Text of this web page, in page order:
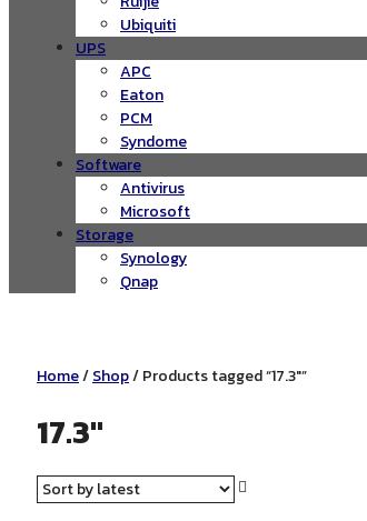
Ubiquiti
UPS
APC
Eaton
PCM
Syndome
Software
Antivirus
Microsoft
Storage
Synology
Qnap
Home/Shop/ Products tagged “17.3"”
17.3"